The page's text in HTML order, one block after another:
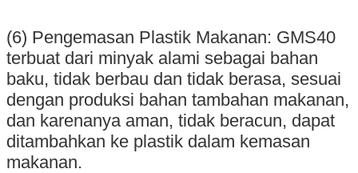
(6) Pengemasan Plastik Makanan: GMS40
terbuat dari minyak alami sebagai bahan
baku, tidak berbau dan tidak berasa, sesuai
dengan produksi bahan tambahan makanan,
dan karenanya aman, tidak beracun, dapat
ditambahkan ke plastik dalam kemasan
makanan.